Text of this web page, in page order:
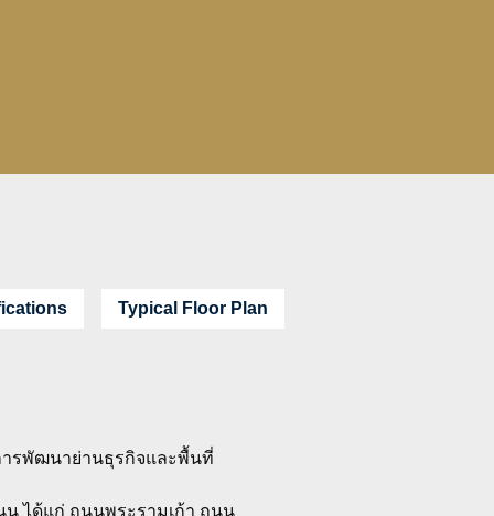
Typical Floor Plan
ารพัฒนาย่านธุรกิจและพื้นที่
น ได้แก่ ถนนพระรามเก้า ถนน